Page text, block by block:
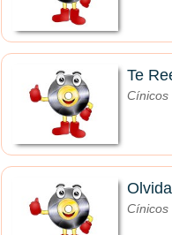
Te
Cínicos
Cínicos